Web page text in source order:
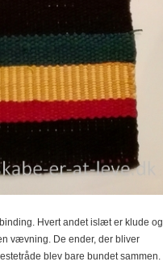
Hvert andet islæt er klude og
vævning. De ender, der bliver
blev bare bundet sammen.